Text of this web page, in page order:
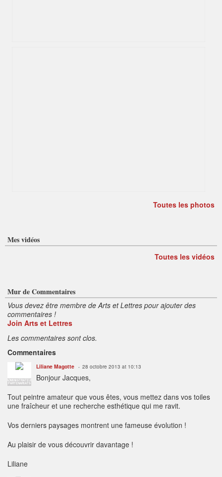
Toutes les photos
Mes vidéos
Toutes les vidéos
Mur de Commentaires
Vous devez être membre de Arts et Lettres pour ajouter des
commentaires !
Join Arts et Lettres
Les commentaires sont clos.
Commentaires
ADMINISTRATEUR
PARTENARIATS
Liliane Magotte 28 octobre 2013 at 10:13
Bonjour Jacques,
Tout peintre amateur que vous êtes, vous mettez dans vos toiles
une fraîcheur et une recherche esthétique qui me ravit.
Vos derniers paysages montrent une fameuse évolution !
Au plaisir de vous découvrir davantage !
Liliane